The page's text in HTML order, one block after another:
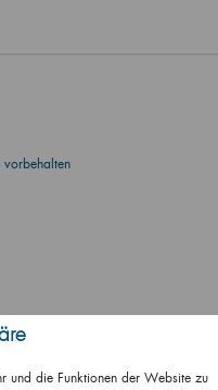
vorbehalten
und die Funktionen der Website zu